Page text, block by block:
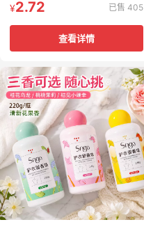
¥2.72 已售 405
查看详情